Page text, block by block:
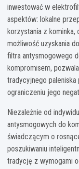
inwestować w
aspektów: lokalne
korzystania z
możliwość uzyskania
filtra antysmogowego
kompromisem,
tradycyjnego
ograniczeniu jego
Niezależnie od
antysmogowych do
świadczącym o
poszukiwaniu
tradycję z wymogami